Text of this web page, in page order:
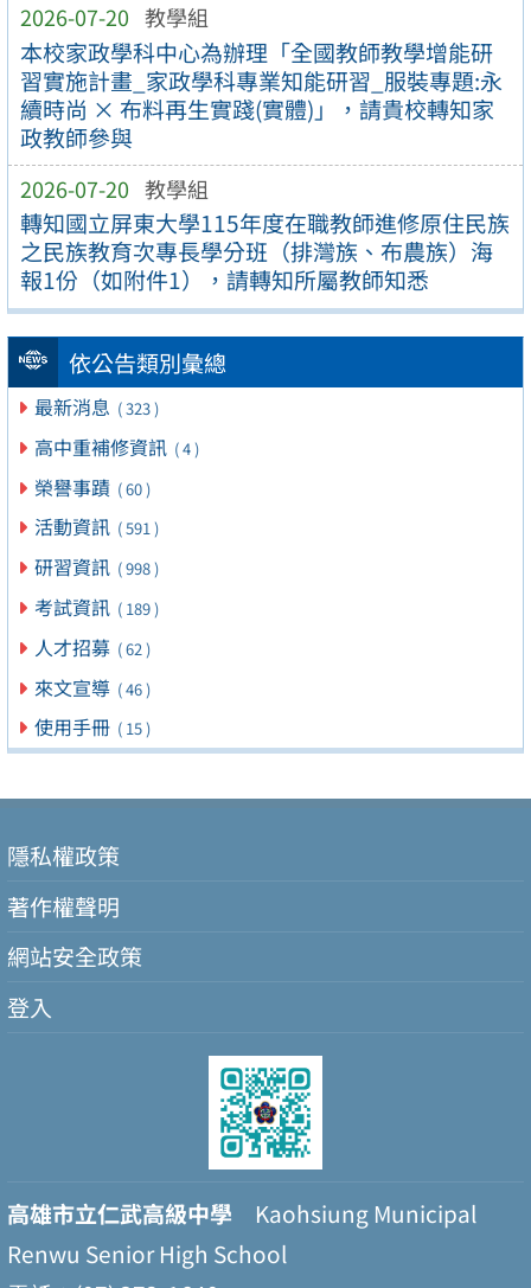
2026-07-20 教學組
本校家政學科中心為辦理「全國教師教學增能研
習實施計畫_家政學科專業知能研習_服裝專題:永
續時尚 × 布料再生實踐(實體)」，請貴校轉知家
政教師參與
2026-07-20 教學組
轉知國立屏東大學115年度在職教師進修原住民族
之民族教育次專長學分班（排灣族、布農族）海
報1份（如附件1），請轉知所屬教師知悉
依公告類別彙總
最新消息 ( 323 )
高中重補修資訊 ( 4 )
榮譽事蹟 ( 60 )
活動資訊 ( 591 )
研習資訊 ( 998 )
考試資訊 ( 189 )
人才招募 ( 62 )
來文宣導 ( 46 )
使用手冊 ( 15 )
隱私權政策
著作權聲明
網站安全政策
登入
高雄市立仁武高級中學 Kaohsiung Municipal
Renwu Senior High School